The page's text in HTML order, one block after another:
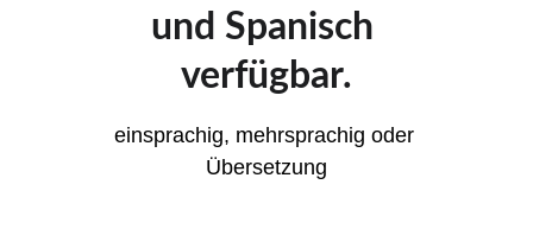
und Spanisch
verfügbar.
einsprachig, mehrsprachig oder
Übersetzung